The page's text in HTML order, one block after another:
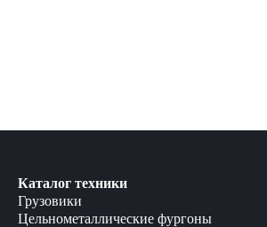
Каталог техники
Грузовики
Цельнометаллические фургоны